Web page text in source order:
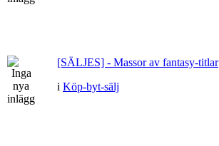
[SÄLJES] - Massor av fantasy-titlar
i Köp-byt-sälj